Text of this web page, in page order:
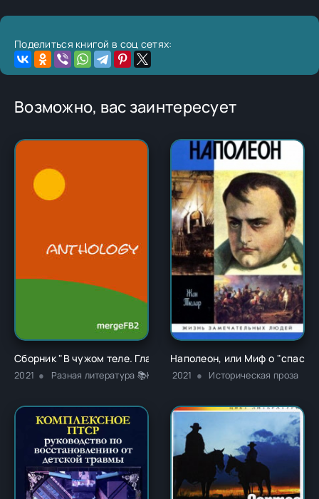
Поделиться книгой в соц сетях:
Возможно, вас заинтересует
Сборник "В чужом теле. Глава 1" - Ричард Карл Лаймон
2021 Разная литература 📚Классика
Наполеон, или Миф о
2021 Историческая проза